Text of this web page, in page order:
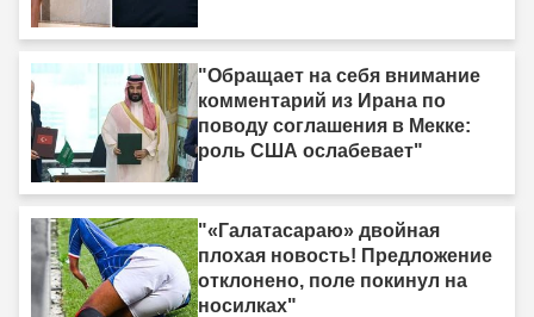
"Обращает на себя внимание
комментарий из Ирана по
поводу соглашения в Мекке:
роль США ослабевает"
"«Галатасараю» двойная
плохая новость! Предложение
отклонено, поле покинул на
носилках"